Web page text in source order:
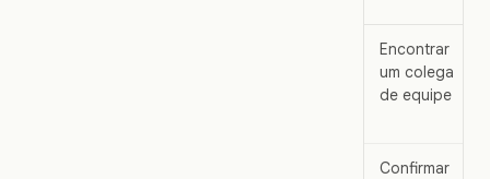
Encontrar
um colega
de equipe
Confirmar